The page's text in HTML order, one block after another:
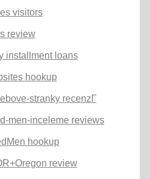
visitors
review
installment loans
hookup
stranky recenzГ­
men-inceleme reviews
hookup
review